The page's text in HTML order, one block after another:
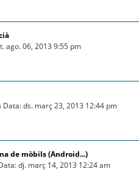
ago. 06, 2013 9:55 pm
ds. març 23, 2013 12:44 pm
de mòbils (Android...)
dj. març 14, 2013 12:24 am